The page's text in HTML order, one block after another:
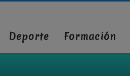
Deporte Formación